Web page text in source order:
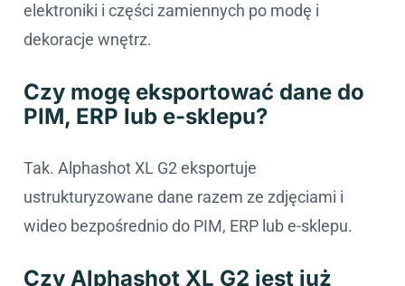
elektroniki i części zamiennych po modę i
dekoracje wnętrz.
Czy mogę eksportować dane do
PIM, ERP lub e-sklepu?
Tak. Alphashot XL G2 eksportuje
ustrukturyzowane dane razem ze zdjęciami i
wideo bezpośrednio do PIM, ERP lub e-sklepu.
Czy Alphashot XL G2 jest już